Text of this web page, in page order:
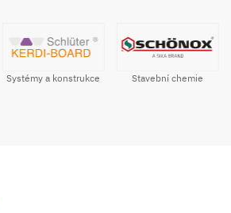
Systémy a konstrukce Stavební chemie